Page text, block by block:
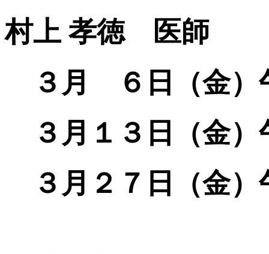
村上 孝徳 医師
３月 ６日（金）
３月１３日（金
３月２７日（金